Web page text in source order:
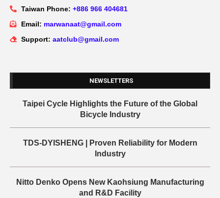
Taiwan Phone: +886 966 404681
Email: marwanaat@gmail.com
Support: aatclub@gmail.com
NEWSLETTERS
Taipei Cycle Highlights the Future of the Global
Bicycle Industry
TDS-DYISHENG | Proven Reliability for Modern
Industry
Nitto Denko Opens New Kaohsiung Manufacturing
and R&D Facility